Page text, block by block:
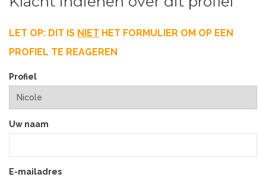
LET OP: DIT IS NIET HET FORMULIER OM OP EEN
PROFIEL TE REAGEREN
Profiel
Uw naam
E-mailadres